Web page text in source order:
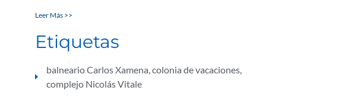
Leer Más >>
Etiquetas
balneario Carlos Xamena,colonia de vacaciones,
complejo Nicolás Vitale